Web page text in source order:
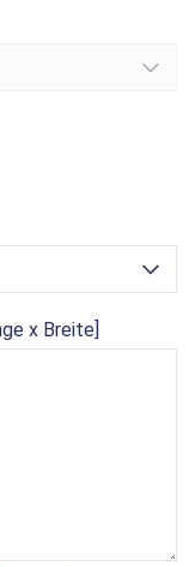
x Breite]